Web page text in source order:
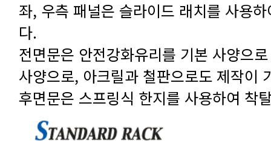
다.
사양으로, 아크릴과 철판으로도 제작이
후면문은 스프링식 한지를 사용하여 착